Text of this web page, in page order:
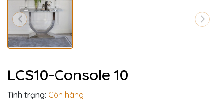
LCS10-Console 10
Tình trạng: Còn hàng